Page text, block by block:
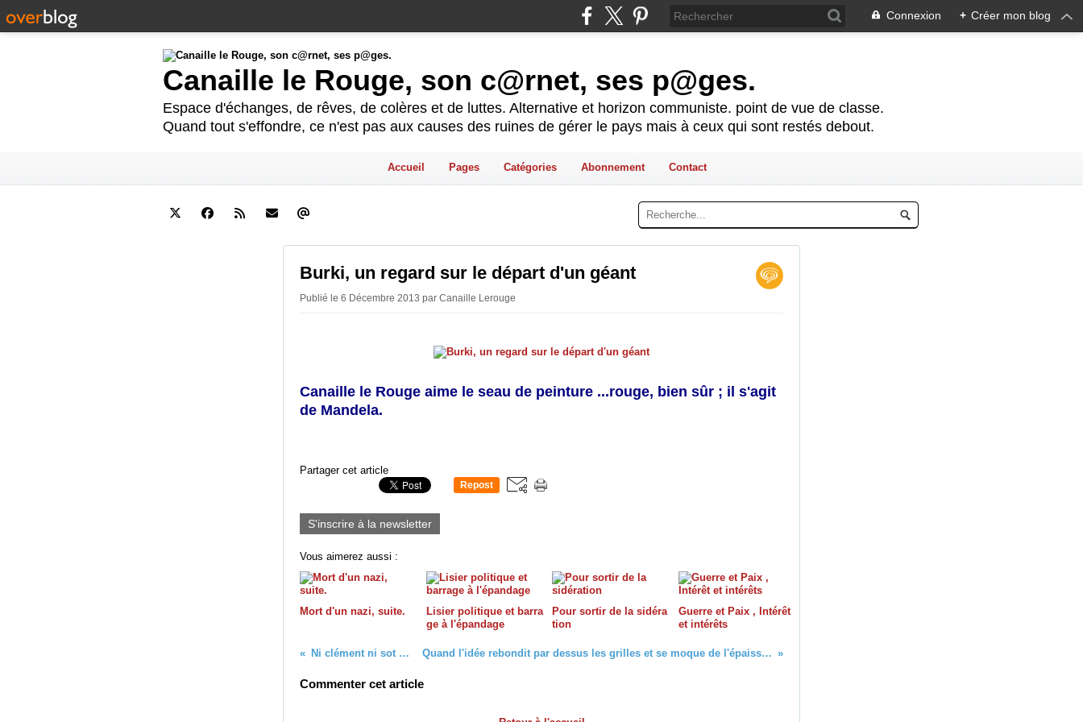
Connexion + Créer mon blog
Canaille le Rouge, son c@rnet, ses p@ges.
Espace d'échanges, de rêves, de colères et de luttes. Alternative et horizon communiste. point de vue de classe.
Quand tout s'effondre, ce n'est pas aux causes des ruines de gérer le pays mais à ceux qui sont restés debout.
Accueil Pages Catégories Abonnement Contact
Burki, un regard sur le départ d'un géant
Publié le 6 Décembre 2013 par Canaille Lerouge
Canaille le Rouge aime le seau de peinture ...rouge, bien sûr ; il s'agit
de Mandela.
Partager cet article
Repost
S'inscrire à la newsletter
Vous aimerez aussi :
Mort d'un nazi, suite.
Lisier politique et barra
ge à l'épandage
Pour sortir de la sidéra
tion
Guerre et Paix , Intérêt
et intérêts
Ni clément ni sot , mais Quand l'idée rebondit par dessus les grilles et se moque de l'épaisseur des murs
Commenter cet article